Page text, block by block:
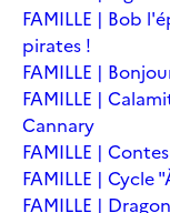
FAMILLE | Bob
pirates !
FAMILLE |
FAMILLE |
Cannary
FAMILLE |
FAMILLE | Cycle
FAMILLE |